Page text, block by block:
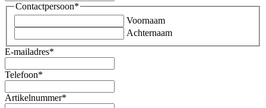
Contactpersoon*
Voornaam
Achternaam
E-mailadres*
Telefoon*
Artikelnummer*